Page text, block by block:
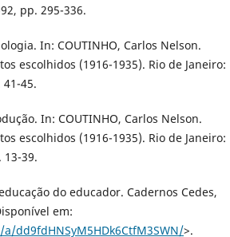
pp. 295-336.
In: COUTINHO, Carlos Nelson.
escolhidos (1916-1935). Rio de Janeiro:
45.
In: COUTINHO, Carlos Nelson.
escolhidos (1916-1935). Rio de Janeiro:
13-39.
do educador. Cadernos Cedes,
em:
dd9fdHNSyM5HDk6CtfM3SWN/>.